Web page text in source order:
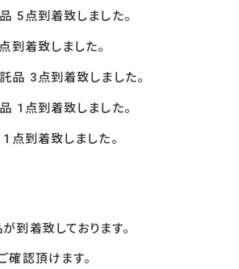
5点到着致しました。
点到着致しました。
品 3点到着致しました。
1 点到着致しました。
点到着致しました。
到着致しております。
認頂けます。